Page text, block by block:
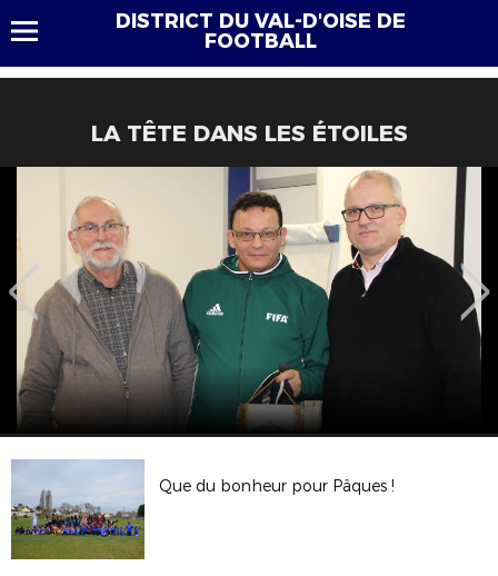
DISTRICT DU VAL-D'OISE DE
FOOTBALL
LA TÊTE DANS LES ÉTOILES
Que du bonheur pour Pâques !